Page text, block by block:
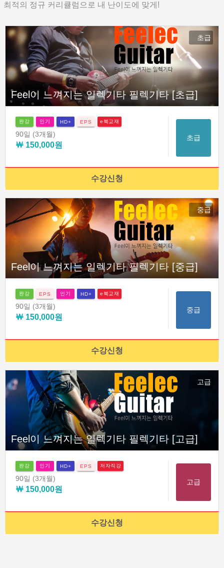
최적의 정규 커리큘럼으로 내 난이도에 맞게!
초급
Feel이 느껴지는 일렉기타 필렉기타 [초급]
완강 인기 HD+ EPS e북교재
90일 (3개월)
￦ 150,000원
초급
수강신청
중급
Feel이 느껴지는 일렉기타 필렉기타 [중급]
완강 EPS 인기 HD+ e북교재
90일 (3개월)
￦ 150,000원
중급
수강신청
고급
Feel이 느껴지는 일렉기타 필렉기타 [고급]
완강 인기 HD+ EPS 저자직강
90일 (3개월)
￦ 150,000원
고급
수강신청